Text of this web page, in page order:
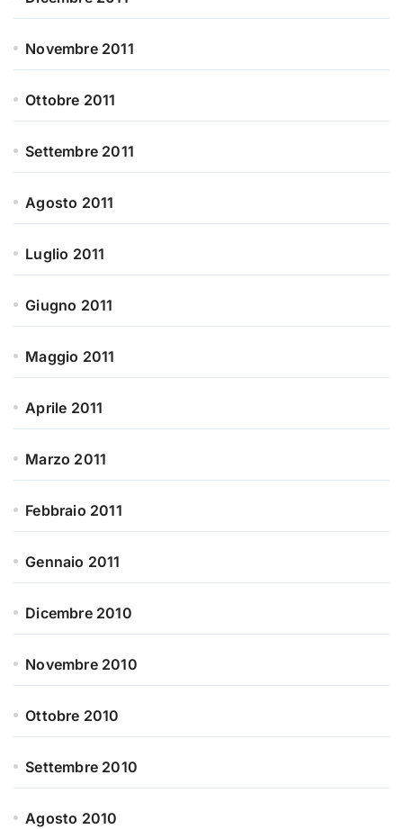
Novembre 2011
Ottobre 2011
Settembre 2011
Agosto 2011
Luglio 2011
Giugno 2011
Maggio 2011
Aprile 2011
Marzo 2011
Febbraio 2011
Gennaio 2011
Dicembre 2010
Novembre 2010
Ottobre 2010
Settembre 2010
Agosto 2010